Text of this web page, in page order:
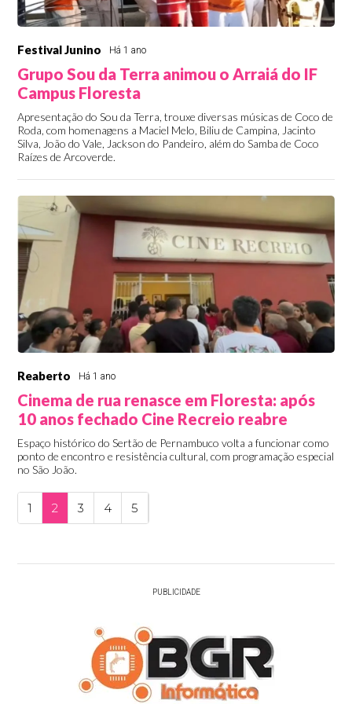
Festival Junino Há 1 ano
Grupo Sou da Terra animou o Arraiá do IF
Campus Floresta
Apresentação do Sou da Terra, trouxe diversas músicas de Coco de
Roda, com homenagens a Maciel Melo, Biliu de Campina, Jacinto
Silva, João do Vale, Jackson do Pandeiro, além do Samba de Coco
Raízes de Arcoverde.
Reaberto Há 1 ano
Cinema de rua renasce em Floresta: após
10 anos fechado Cine Recreio reabre
Espaço histórico do Sertão de Pernambuco volta a funcionar como
ponto de encontro e resistência cultural, com programação especial
no São João.
1 2 3 4 5
PUBLICIDADE